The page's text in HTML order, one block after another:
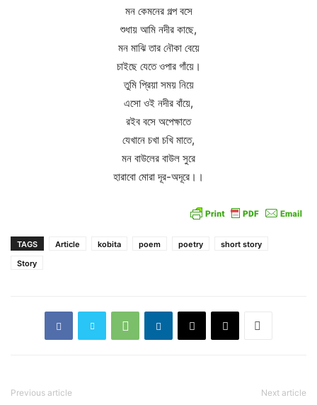
মন কেমনের গল্প বসে
শুধায় আমি নদীর কাছে,
মন মাঝি তার নৌকা বেয়ে
চাইছে যেতে ওপার গাঁয়ে।
তুমি প্রিয়া সময় নিয়ে
এসো ওই নদীর বাঁয়ে,
রইব বসে অপেক্ষাতে
যেখানে চখা চখি মাতে,
মন বাউলের বাউল সুরে
হারাবো মোরা দূর-অদূরে।।
TAGS Article kobita poem poetry
short story
Story
Previous article Next article